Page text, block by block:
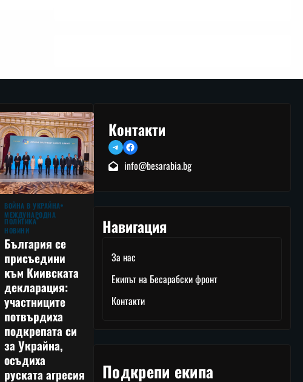
ВОЙНА В УКРАЙНА
МЕЖДУНАРОДНА
ПОЛИТИКА
НОВИНИ
България се
присъедини
към Киивската
декларация:
участниците
потвърдиха
подкрепата си
за Украйна,
осъдиха
руската агресия
Контакти
TelegramFacebook
info@besarabia.bg
Навигация
За нас
Екипът на Бесарабски фронт
Контакти
Подкрепи екипа